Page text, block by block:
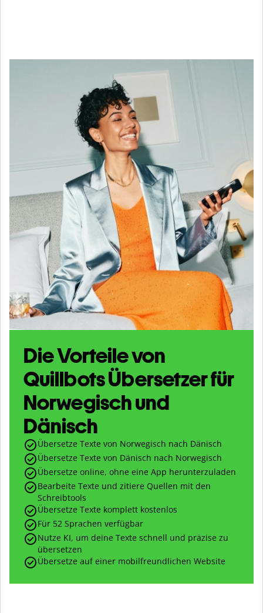
Die Vorteile von
Quillbots Übersetzer für
Norwegisch und
Dänisch
Übersetze Texte von Norwegisch nach Dänisch
Übersetze Texte von Dänisch nach Norwegisch
Übersetze online, ohne eine App herunterzuladen
Bearbeite Texte und zitiere Quellen mit den
Schreibtools
Übersetze Texte komplett kostenlos
Für 52 Sprachen verfügbar
Nutze KI, um deine Texte schnell und präzise zu
übersetzen
Übersetze auf einer mobilfreundlichen Website